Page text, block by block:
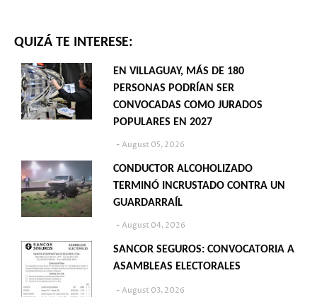
QUIZÁ TE INTERESE:
EN VILLAGUAY, MÁS DE 180
PERSONAS PODRÍAN SER
CONVOCADAS COMO JURADOS
POPULARES EN 2027
August 05, 2026
CONDUCTOR ALCOHOLIZADO
TERMINÓ INCRUSTADO CONTRA UN
GUARDARRAÍL
August 04, 2026
SANCOR SEGUROS: CONVOCATORIA A
ASAMBLEAS ELECTORALES
August 03, 2026